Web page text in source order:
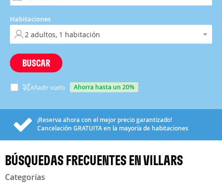
Habitaciones
BUSCAR
Añadir vuelo ahorra hasta un 20%
¡Reserva ahora con el mejor precio garantizado!
Cancelación GRATUITAen la mayoría de habitaciones
BÚSQUEDAS FRECUENTES EN VILLARS
Categorías